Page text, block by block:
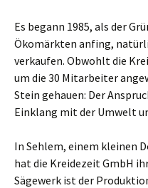
Es begann 1985, als der
Ökomärkten anfing,
verkaufen. Obwohlt die
um die 30 Mitarbeiter
Stein gehauen: Der
Einklang mit der Umwelt
In Sehlem, einem kleinen
hat die Kreidezeit GmbH
Sägewerk ist der